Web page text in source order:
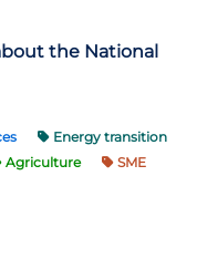
the National
Energy transition
Agriculture
SME